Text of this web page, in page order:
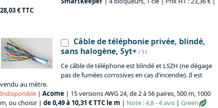
28,03 € TTC
Câble de téléphonie privée, blindé,
sans halogène, Syt+ / 11
Ce câble de téléphone est blindé et LSZH (ne dégage
pas de fumées corrosives en cas d’incendie). Il est
vendu au mètre.
Indisponible | Acome | 15 versions AWG 24, de 2 à 56 paires, 500 m, 1000
m, ou choisir | de 0,49 à 10,31 € TTC le m | Note : 4,8 - 4 avis | Green